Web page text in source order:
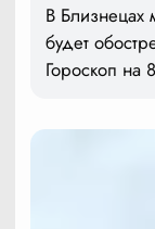
В Близнецах
будет
Гороскоп на